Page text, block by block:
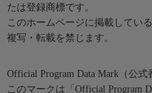
たは登録商標です。
このホームページに掲載してい
複写・転載を禁じます。
Official Program Data Mark（公式
このマークは「Official Program